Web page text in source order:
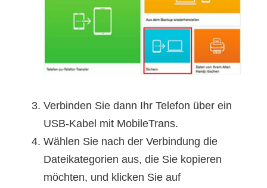
Verbinden Sie dann Ihr Telefon über ein
USB-Kabel mit MobileTrans.
Wählen Sie nach der Verbindung die
Dateikategorien aus, die Sie kopieren
möchten, und klicken Sie auf